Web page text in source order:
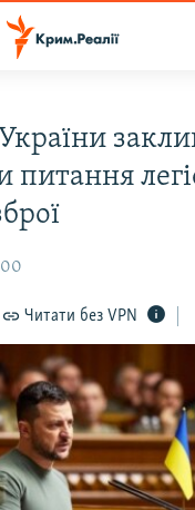
питання
Читати без VPN